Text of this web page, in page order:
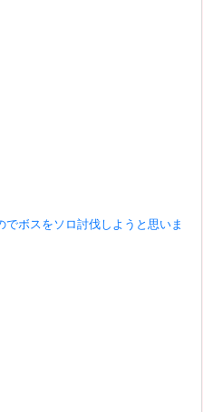
ボスをソロ討伐しようと思いま